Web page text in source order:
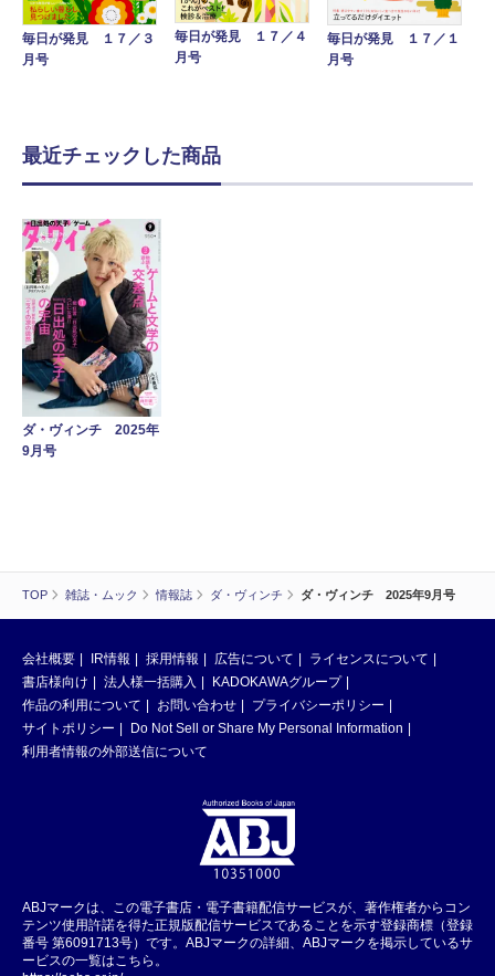
TOP 雑誌・ムック 情報誌 ダ・ヴィンチ ダ・ヴィンチ 2025年9月号
毎日が発見 １７／３
月号
毎日が発見 １７／４
月号
毎日が発見 １７／１
月号
最近チェックした商品
ダ・ヴィンチ 2025年
9月号
会社概要 IR情報 採用情報 広告について
ライセンスについて
書店様向け
法人様一括購入
KADOKAWAグループ
作品の利用について
お問い合わせ
プライバシーポリシー
サイトポリシー
Do Not Sell or Share My Personal Information
利用者情報の外部送信について
ABJマークは、この電子書店・電子書籍配信サービスが、著作権者からコン
テンツ使用許諾を得た正規版配信サービスであることを示す登録商標（登録
番号 第6091713号）です。ABJマークの詳細、ABJマークを掲示しているサ
ービスの一覧はこちら。